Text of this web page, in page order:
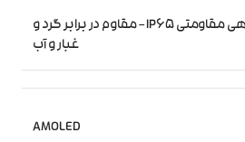
گواهی مقاومتی IP65 – مقاوم در برابر گرد و
غبار و آب
AMOLED